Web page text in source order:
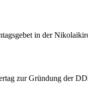
in der
zur Gründung der